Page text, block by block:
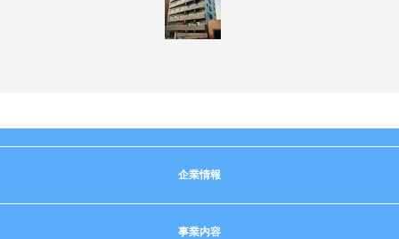
企業情報
事業内容